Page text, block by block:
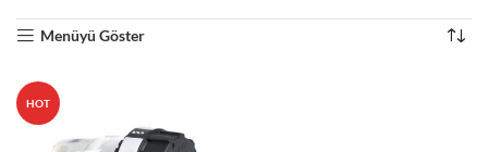
Menüyü Göster
HOT